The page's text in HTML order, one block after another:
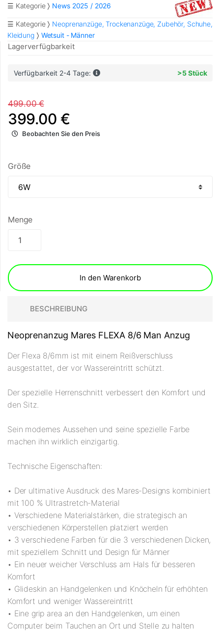
☰ Kategorie News 2025 / 2026
☰ Kategorie
Neoprenanzüge, Trockenanzüge, Zubehör, Schuhe,
Kleidung
Wetsuit - Männer
Lagerverfügbarkeit
Verfügbarkeit 2-4 Tage: >5 Stück
499.00 €
399.00 €
Beobachten Sie den Preis
Größe
Menge
In den Warenkorb
BESCHREIBUNG
Neoprenanzug Mares FLEXA 8/6 Man Anzug
Der Flexa 8/6mm ist mit einem Reißverschluss
ausgestattet, der vor Wassereintritt schützt.
Der spezielle Herrenschnitt verbessert den Komfort und
den Sitz.
Sein modernes Aussehen und seine spezielle Farbe
machen ihn wirklich einzigartig.
Technische Eigenschaften:
• Der ultimative Ausdruck des Mares-Designs kombiniert
mit 100 % Ultrastretch-Material
• Verschiedene Materialstärken, die strategisch an
verschiedenen Körperstellen platziert werden
• 3 verschiedene Farben für die 3 verschiedenen Dicken,
mit speziellem Schnitt und Design für Männer
• Ein neuer weicher Verschluss am Hals für besseren
Komfort
• Glideskin an Handgelenken und Knöcheln für erhöhten
Komfort und weniger Wassereintritt
• Eine grip area an den Handgelenken, um einen
Computer beim Tauchen an Ort und Stelle zu halten